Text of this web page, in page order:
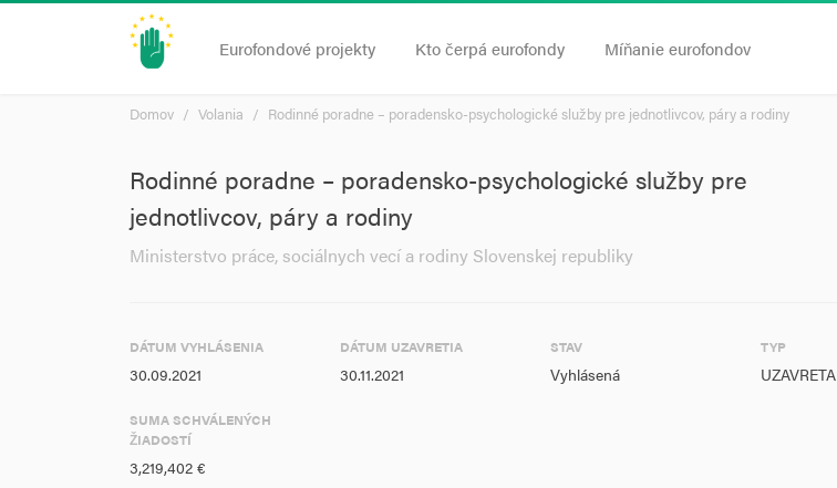
Eurofondové projekty Kto čerpá eurofondy Míňanie eurofondov
Domov Volania Rodinné poradne – poradensko-psychologické služby pre jednotlivcov, páry a rodiny
Rodinné poradne – poradensko-psychologické služby pre
jednotlivcov, páry a rodiny
Ministerstvo práce, sociálnych vecí a rodiny Slovenskej republiky
DÁTUM VYHLÁSENIA
30.09.2021
DÁTUM UZAVRETIA
30.11.2021
STAV
Vyhlásená
TYP
UZAVRETA
SUMA SCHVÁLENÝCH
ŽIADOSTÍ
3,219,402 €